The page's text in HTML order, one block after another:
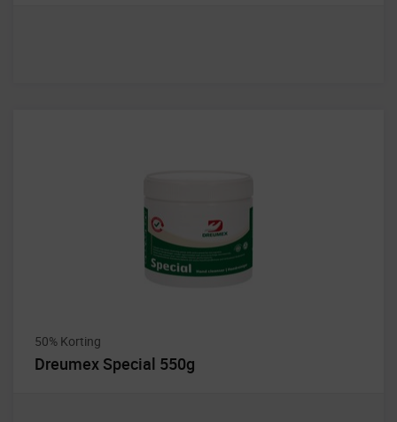
50% Korting
Dreumex Special 550g